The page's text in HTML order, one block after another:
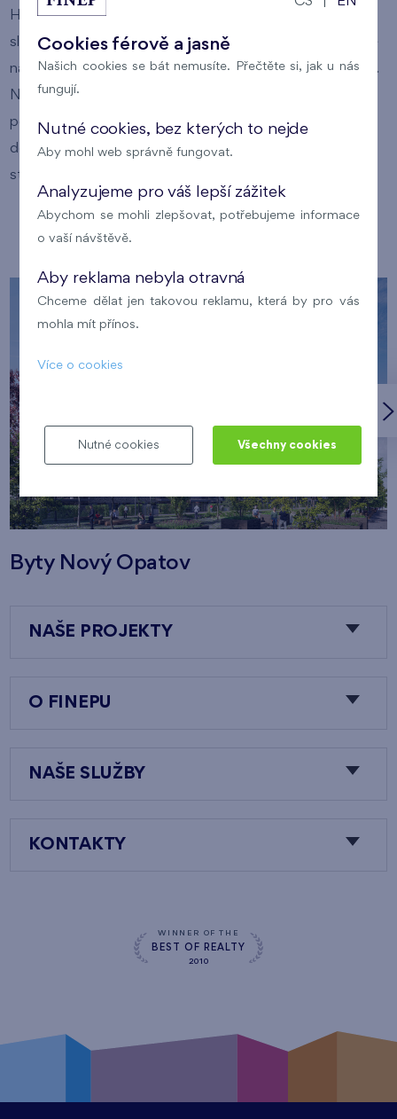
Hostivař je oblíbená čtvrť především pro svou nabídku
služeb a okolní přírodu. Bytový projekt Nad Přehradou se
navíc nachází v blízkosti lesoparku a hostivařské přehrady.
Nebojte se objevit krásnou Prahu 10 - Hostivař a
podívejte na naší nabídku nových bytů. Věříme, že si
dokážete vybrat bydlení svých snů a právě Hostivař se
stane Vaším domovem.
Naše lokality
Byty Nový Opatov
NAŠE PROJEKTY
O FINEPU
NAŠE SLUŽBY
KONTAKTY
WINNER OF THE
BEST OF REALTY
2010
Cookies férově a jasně
Našich cookies se bát nemusíte. Přečtěte si, jak u nás
fungují.
Nutné cookies, bez kterých to nejde
Aby mohl web správně fungovat.
Analyzujeme pro váš lepší zážitek
Abychom se mohli zlepšovat, potřebujeme informace
o vaší návštěvě.
Aby reklama nebyla otravná
Chceme dělat jen takovou reklamu, která by pro vás
mohla mít přínos.
Více o cookies
Nutné cookies Všechny cookies